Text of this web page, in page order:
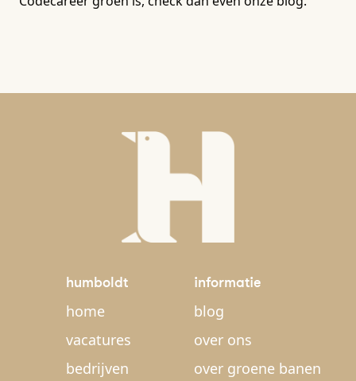
humboldt
home
vacatures
bedrijven
informatie
blog
over ons
over groene banen